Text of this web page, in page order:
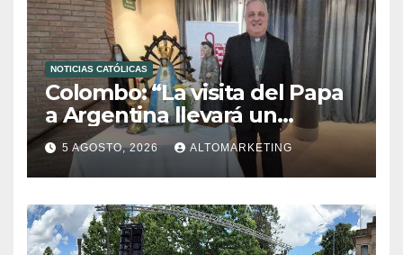
NOTICIAS CATÓLICAS
Colombo: “La visita del Papa
a Argentina llevará un
mensaje de paz y dignidad
humana”
5 AGOSTO, 2026 ALTOMARKETING